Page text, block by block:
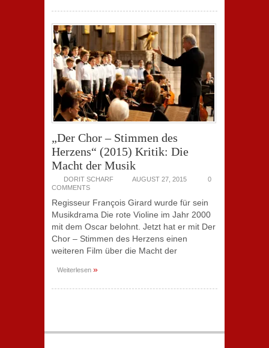
„Der Chor – Stimmen des
Herzens“ (2015) Kritik: Die
Macht der Musik
DORIT SCHARF AUGUST 27, 2015
0
COMMENTS
Regisseur François Girard wurde für sein
Musikdrama Die rote Violine im Jahr 2000
mit dem Oscar belohnt. Jetzt hat er mit Der
Chor – Stimmen des Herzens einen
weiteren Film über die Macht der
Weiterlesen »